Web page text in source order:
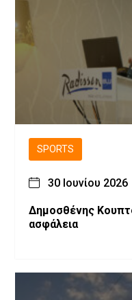
SPORTS
30 Ιουνίου 2026
Δημοσθένης
ασφάλεια